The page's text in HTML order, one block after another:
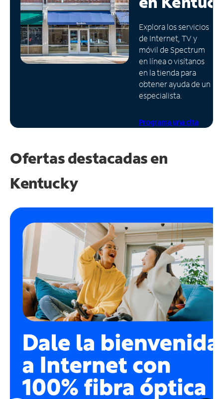
Administrar
cuenta
Encuentra
una
tienda
Explora los servicios
de Internet, TV y
móvil de Spectrum
en línea o visítanos
en la tienda para
obtener ayuda de un
especialista.
Programa una cita
Ofertas destacadas en
Kentucky